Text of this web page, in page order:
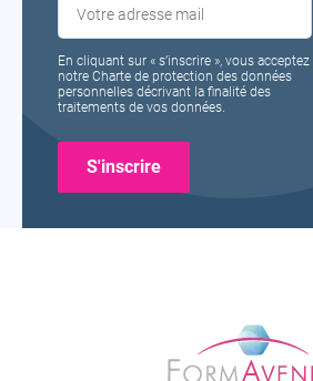
En cliquant sur « s’inscrire », vous acceptez
notre Charte de protection des données
personnelles décrivant la finalité des
traitements de vos données.
Formavenir
Performances